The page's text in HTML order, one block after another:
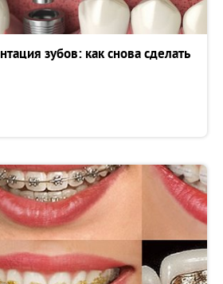
зубов: как снова сделать